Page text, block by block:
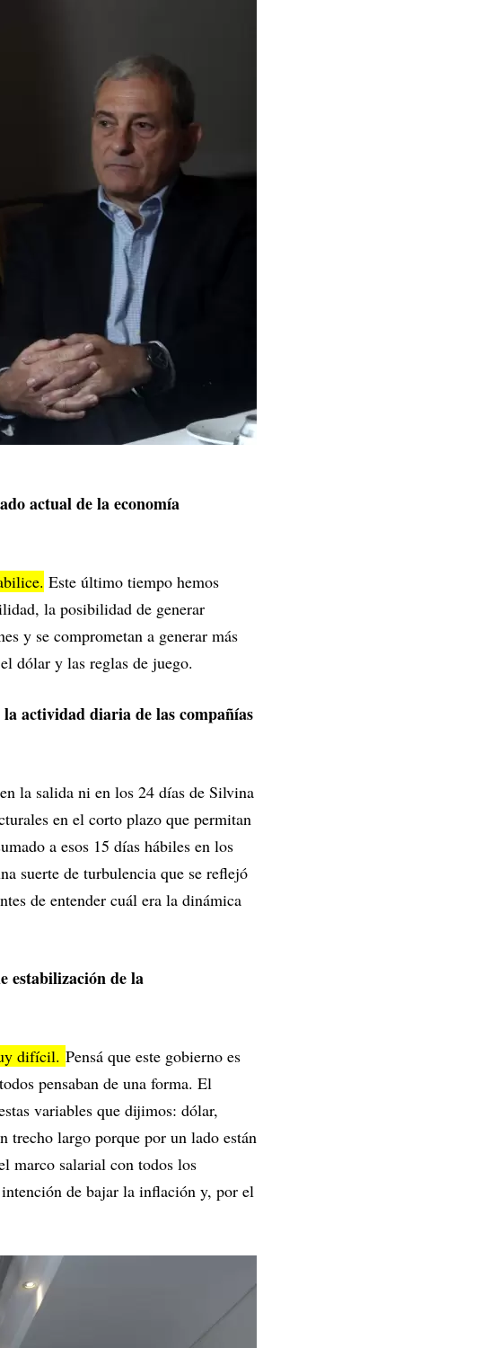
actual de la economía
Este último tiempo hemos
la posibilidad de generar
y se comprometan a generar más
dólar y las reglas de juego.
actividad diaria de las compañías
la salida ni en los 24 días de Silvina
en el corto plazo que permitan
a esos 15 días hábiles en los
suerte de turbulencia que se reflejó
de entender cuál era la dinámica
estabilización de la
difícil. Pensá que este gobierno es
pensaban de una forma. El
variables que dijimos: dólar,
trecho largo porque por un lado están
marco salarial con todos los
de bajar la inflación y, por el